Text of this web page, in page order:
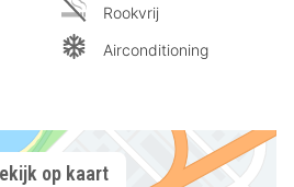
Rookvrij
Airconditioning
op kaart